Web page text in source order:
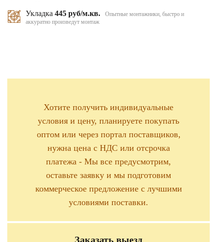
Укладка 445 руб/м.кв.
Опытные монтажники, быстро и
аккуратно произведут монтаж
Хотите получить индивидуальные
условия и цену, планируете покупать
оптом или через портал поставщиков,
нужна цена с НДС или отсрочка
платежа - Мы все предусмотрим,
оставьте заявку и мы подготовим
коммерческое предложение с лучшими
условиями поставки.
Заказать выезд